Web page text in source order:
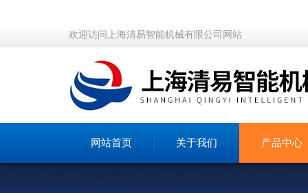
欢迎访问上海清易智能机械有限公司网站
网站首页 关于我们 产品中心